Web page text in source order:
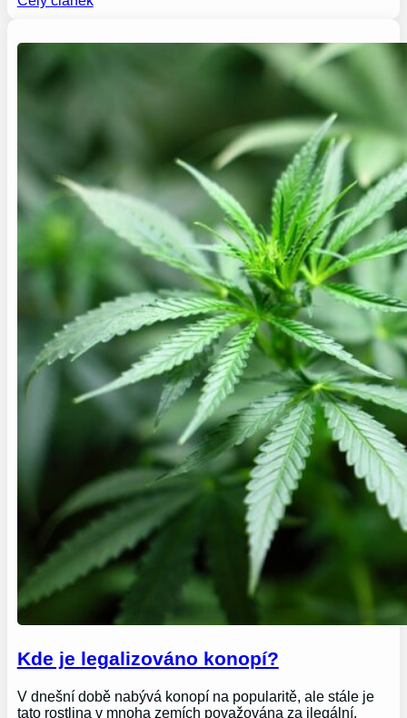
Kde je legalizováno konopí?
V dnešní době nabývá konopí na popularitě, ale stále je
tato rostlina v mnoha zemích považována za ilegální.